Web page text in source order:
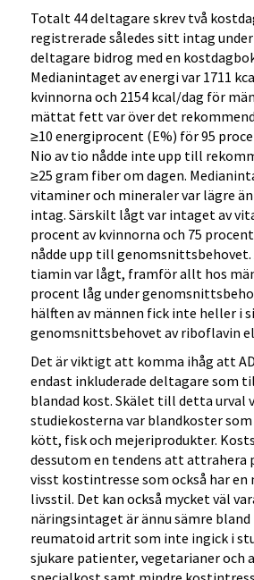
Totalt 44 deltagare skrev två
registrerade således sitt intag under
deltagare bidrog med en
Medianintaget av energi var 1711
kvinnorna och 2154 kcal/dag för
mättat fett var över det
≥10 energiprocent (E%) för 95
Nio av tio nådde inte upp till
≥25 gram fiber om dagen.
vitaminer och mineraler var lägre
intag. Särskilt lågt var intaget av
procent av kvinnorna och 75
nådde upp till genomsnittsbehovet.
tiamin var lågt, framför allt hos
procent låg under
hälften av männen fick inte heller i
genomsnittsbehovet av riboflavin
Det är viktigt att komma ihåg att
endast inkluderade deltagare som
blandad kost. Skälet till detta urval
studiekosterna var blandkoster
kött, fisk och mejeriprodukter.
dessutom en tendens att attrahera
visst kostintresse som också har en
livsstil. Det kan också mycket väl
näringsintaget är ännu sämre
reumatoid artrit som inte ingick i
sjukare patienter, vegetarianer och